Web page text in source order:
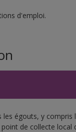
d'emploi.
les égouts, y
de collecte